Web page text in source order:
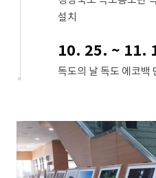
설치
10. 25. ~ 11.
독도의 날 독도 에코백